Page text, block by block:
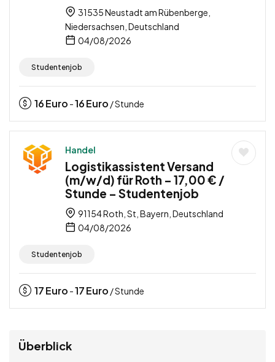
31535 Neustadt am Rübenberge,
Niedersachsen, Deutschland
04/08/2026
Studentenjob
16Euro -16Euro / Stunde
Handel
Logistikassistent Versand
(m/w/d) für Roth – 17,00 € /
Stunde – Studentenjob
91154 Roth, St, Bayern, Deutschland
04/08/2026
Studentenjob
17Euro -17Euro / Stunde
Überblick